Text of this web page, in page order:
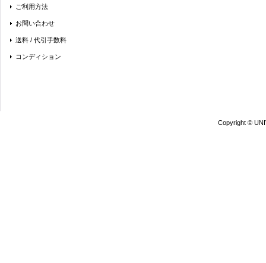
ご利用方法
お問い合わせ
送料 / 代引手数料
コンディション
Copyright ©